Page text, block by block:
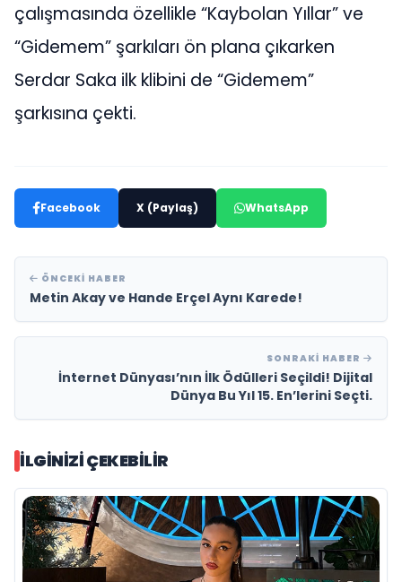
çalışmasında özellikle “Kaybolan Yıllar” ve
“Gidemem” şarkıları ön plana çıkarken
Serdar Saka ilk klibini de “Gidemem”
şarkısına çekti.
Facebook X (Paylaş) WhatsApp
ÖNCEKI HABER
Metin Akay ve Hande Erçel Aynı Karede!
SONRAKI HABER
İnternet Dünyası’nın İlk Ödülleri Seçildi! Dijital
Dünya Bu Yıl 15. En’lerini Seçti.
İLGINIZI ÇEKEBILIR